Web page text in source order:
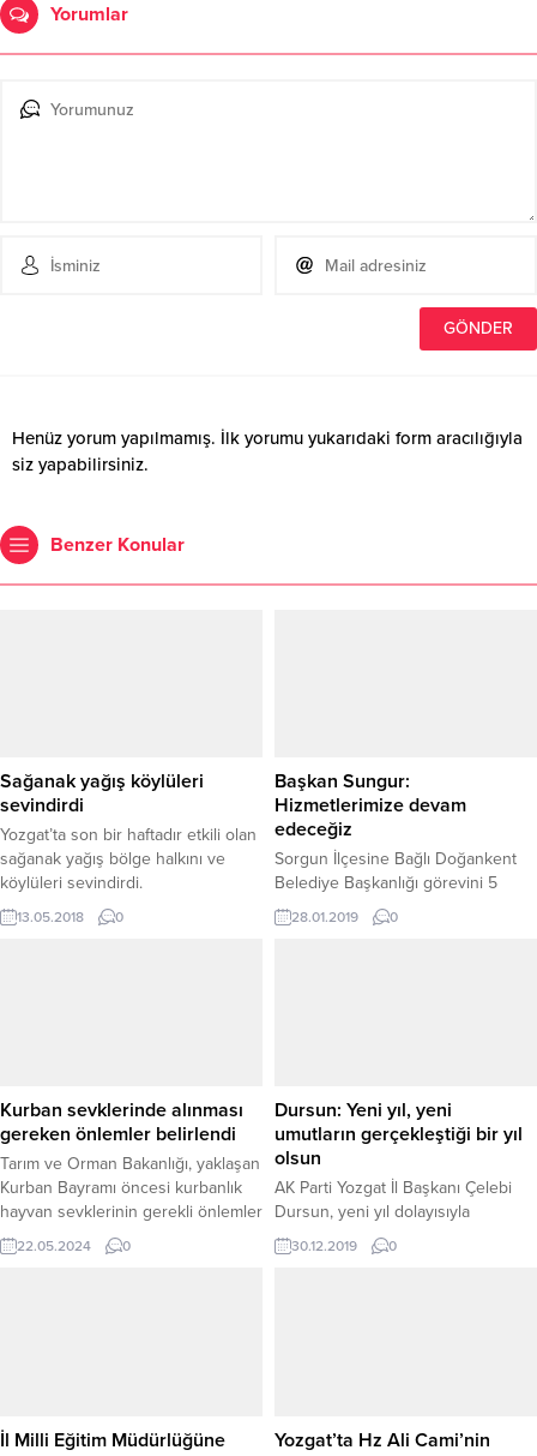
Yorumlar
Henüz yorum yapılmamış. İlk yorumu yukarıdaki form aracılığıyla
siz yapabilirsiniz.
Benzer Konular
Sağanak yağış köylüleri
sevindirdi
Yozgat’ta son bir haftadır etkili olan
sağanak yağış bölge halkını ve
köylüleri sevindirdi.
13.05.2018 0
Başkan Sungur:
Hizmetlerimize devam
edeceğiz
Sorgun İlçesine Bağlı Doğankent
Belediye Başkanlığı görevini 5
dönemdir kesintisiz olarak
sürdüren Belediye Başkanı ve AK
28.01.2019 0
Kurban sevklerinde alınması
gereken önlemler belirlendi
Tarım ve Orman Bakanlığı, yaklaşan
Kurban Bayramı öncesi kurbanlık
hayvan sevklerinin gerekli önlemler
alınarak yapılması için kuralları
belirledi.
22.05.2024 0
Dursun: Yeni yıl, yeni
umutların gerçekleştiği bir yıl
olsun
AK Parti Yozgat İl Başkanı Çelebi
Dursun, yeni yıl dolayısıyla
yayınladığı mesajında; 2020 yılının
yeni umutların gerçekleştiği bir yıl
30.12.2019 0
İl Milli Eğitim Müdürlüğüne
Yozgat’ta Hz Ali Cami’nin